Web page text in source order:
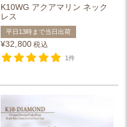
K10WG アクアマリン ネック
レス
平日13時まで当日出荷
¥32,800 税込
1件